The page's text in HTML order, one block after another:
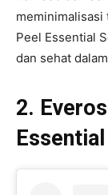
Peel Essential
dan sehat
2.